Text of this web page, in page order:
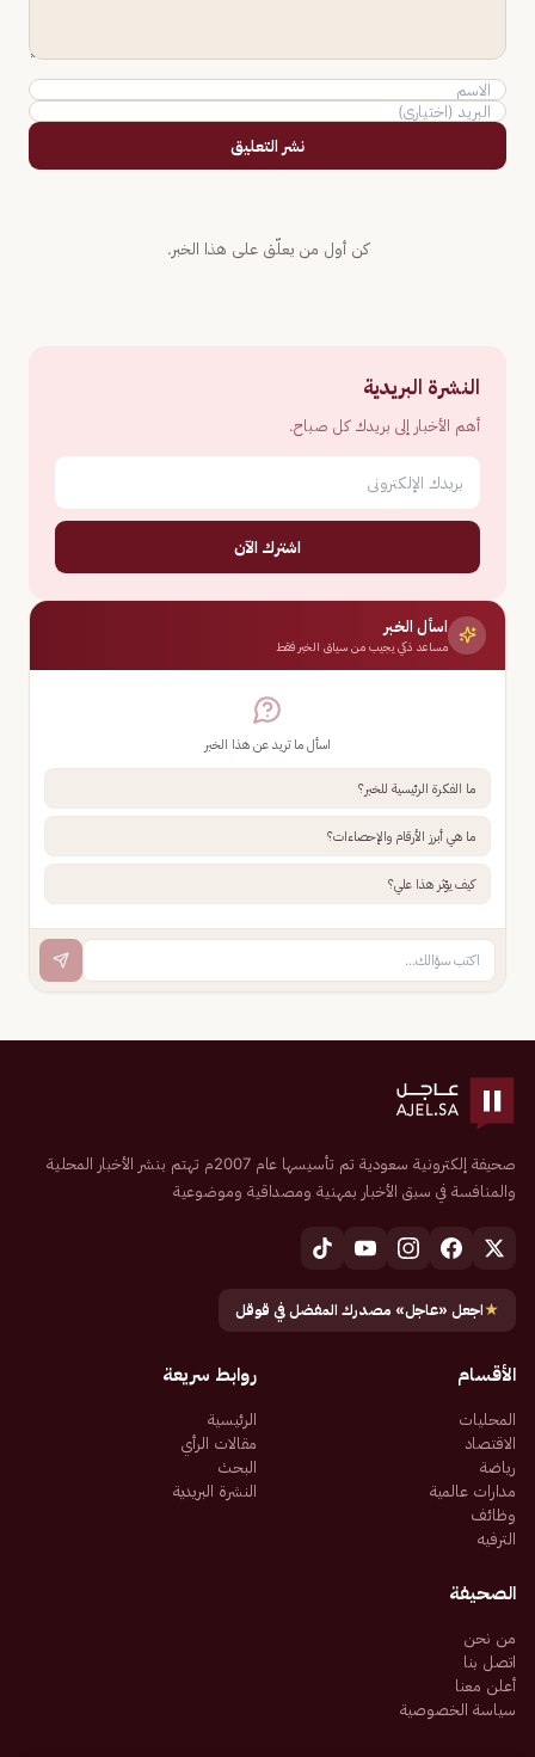
نشر التعليق
كن أول من يعلّق على هذا الخبر.
النشرة البريدية
أهم الأخبار إلى بريدك كل صباح.
اشترك الآن
اسأل الخبر
مساعد ذكي يجيب من سياق الخبر فقط
اسأل ما تريد عن هذا الخبر
ما الفكرة الرئيسية للخبر؟
ما هي أبرز الأرقام والإحصاءات؟
كيف يؤثر هذا علي؟
صحيفة إلكترونية سعودية تم تأسيسها عام 2007م تهتم بنشر الأخبار المحلية
والمنافسة في سبق الأخبار بمهنية ومصداقية وموضوعية
★اجعل «عاجل» مصدرك المفضل في قوقل
الأقسام
المحليات
الاقتصاد
رياضة
مدارات عالمية
وظائف
الترفيه
روابط سريعة
الرئيسية
مقالات الرأي
البحث
النشرة البريدية
الصحيفة
من نحن
اتصل بنا
أعلن معنا
سياسة الخصوصية